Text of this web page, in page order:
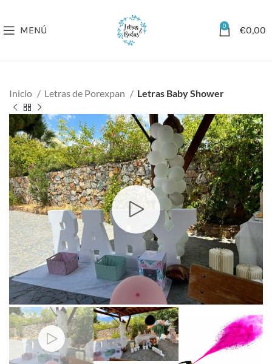
MENÚ 0 €0,00
Inicio Letras de Porexpan Letras Baby Shower